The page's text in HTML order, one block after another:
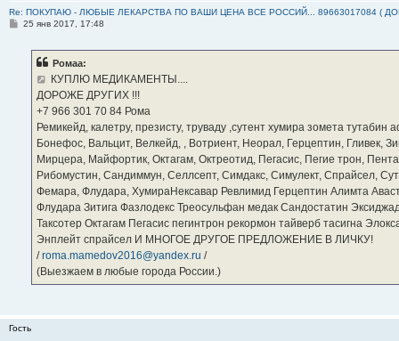
Re: ПОКУПАЮ - ЛЮБЫЕ ЛЕКАРСТВА ПО ВАШИ ЦЕНА ВСЕ РОССИЙ... 89663017084 (
С25 янв 2017, 17:48
Ромаа:
КУПЛЮ МЕДИКАМЕНТЫ....
ДОРОЖЕ ДРУГИХ !!!
‪+7 966 301 70 84‬ Рома
Ремикейд, калетру, презисту, труваду ,сутент хумира зомета
Бонефос, Вальцит, Велкейд, , Вотриент, Неорал, Герцептин, Гливек,
Мирцера, Майфортик, Октагам, Октреотид, Пегасис, Пегие трон,
Рибомустин, Сандиммун, Селлсепт, Симдакс, Симулект, Спрайсел,
Фемара, Флудара, ХумираНексавар Ревлимид Герцептин Алимта
Флудара Зитига Фазлодекс Треосульфан медак Сандостатин
Таксотер Октагам Пегасис пегинтрон рекормон тайверб тасигна
Энплейт спрайсел И МНОГОЕ ДРУГОЕ ПРЕДЛОЖЕНИЕ В ЛИЧКУ!
/roma.mamedov2016@yandex.ru /
(Выезжаем в любые города России.)
Гость